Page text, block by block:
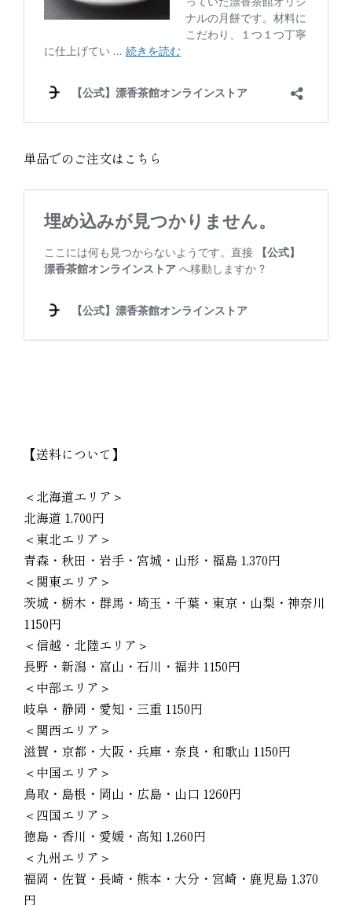
単品でのご注文はこちら
【送料について】
＜北海道エリア＞
北海道 1,700円
＜東北エリア＞
青森・秋田・岩手・宮城・山形・福島 1,370円
＜関東エリア＞
茨城・栃木・群馬・埼玉・千葉・東京・山梨・神奈川
1150円
＜信越・北陸エリア＞
長野・新潟・富山・石川・福井 1150円
＜中部エリア＞
岐阜・静岡・愛知・三重 1150円
＜関西エリア＞
滋賀・京都・大阪・兵庫・奈良・和歌山 1150円
＜中国エリア＞
鳥取・島根・岡山・広島・山口 1260円
＜四国エリア＞
徳島・香川・愛媛・高知 1,260円
＜九州エリア＞
福岡・佐賀・長崎・熊本・大分・宮崎・鹿児島 1,370
円